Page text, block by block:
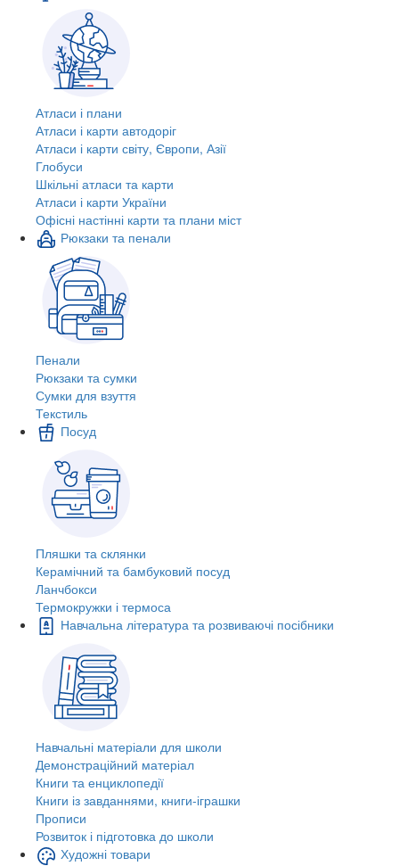
Атласи і плани
Атласи і карти автодоріг
Атласи і карти світу, Європи, Азії
Глобуси
Шкільні атласи та карти
Атласи і карти України
Офісні настінні карти та плани міст
Рюкзаки та пенали
Пенали
Рюкзаки та сумки
Сумки для взуття
Текстиль
Посуд
Пляшки та склянки
Керамічний та бамбуковий посуд
Ланчбокси
Термокружки і термоса
Навчальна література та розвиваючі посібники
Навчальні матеріали для школи
Демонстраційний матеріал
Книги та енциклопедії
Книги із завданнями, книги-іграшки
Прописи
Розвиток і підготовка до школи
Художні товари